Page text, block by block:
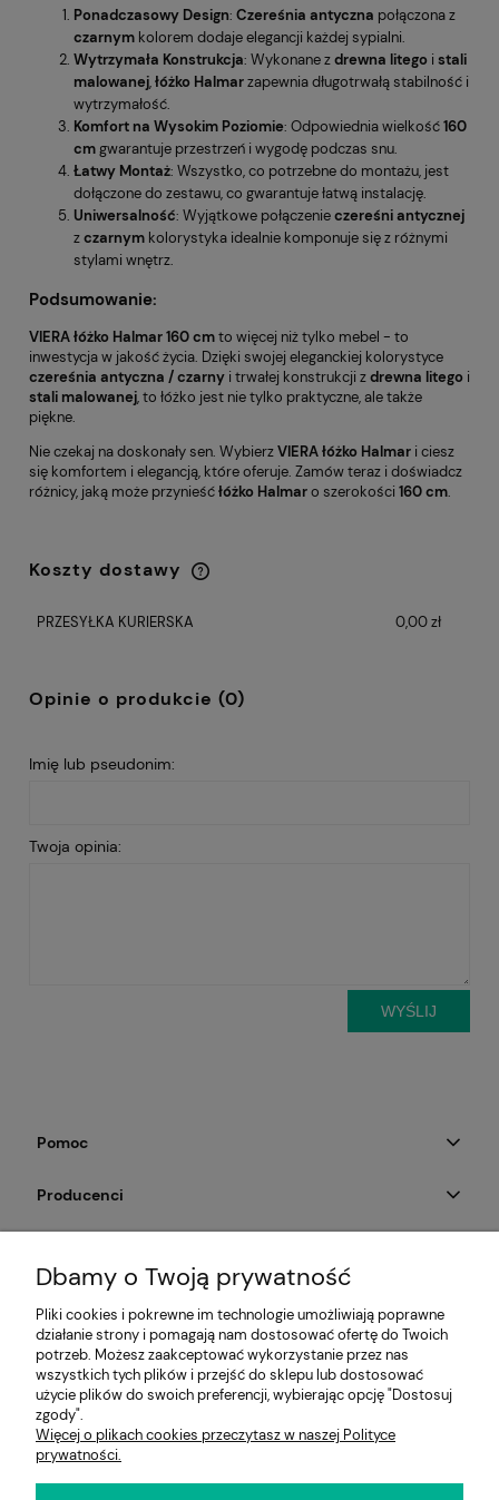
Ponadczasowy Design: Czereśnia antyczna połączona z
czarnym kolorem dodaje elegancji każdej sypialni.
Wytrzymała Konstrukcja: Wykonane zdrewna litego i stali
malowanej,łóżko Halmarzapewnia długotrwałą stabilność i
wytrzymałość.
Komfort na Wysokim Poziomie: Odpowiednia wielkość160
cmgwarantuje przestrzeń i wygodę podczas snu.
Łatwy Montaż: Wszystko, co potrzebne do montażu, jest
dołączone do zestawu, co gwarantuje łatwą instalację.
Uniwersalność: Wyjątkowe połączenieczereśni antycznej
zczarnym kolorystyka idealnie komponuje się z różnymi
stylami wnętrz.
Podsumowanie:
VIERA łóżko Halmar 160 cmto więcej niż tylko mebel - to
inwestycja w jakość życia. Dzięki swojej eleganckiej kolorystyce
czereśnia antyczna / czarny i trwałej konstrukcji zdrewna litego i
stali malowanej, to łóżko jest nie tylko praktyczne, ale także
piękne.
Nie czekaj na doskonały sen. WybierzVIERA łóżko Halmar i ciesz
się komfortem i elegancją, które oferuje. Zamów teraz i doświadcz
różnicy, jaką może przynieśćłóżko Halmaro szerokości 160 cm.
Koszty dostawy
Cena nie zawiera ewentualnych kosztów
PRZESYŁKA KURIERSKA
0,00 zł
Opinie o produkcie (0)
Imię lub pseudonim:
Twoja opinia:
WYŚLIJ
Pomoc
Producenci
Informacje
E-KRZESŁO
Biuro handlowe (bez ekspozycji). Prosimy o wcześniejszy
kontakt przed wizytą
Dbamy o Twoją prywatność
Pliki cookies i pokrewne im technologie umożliwiają poprawne
działanie strony i pomagają nam dostosować ofertę do Twoich
potrzeb. Możesz zaakceptować wykorzystanie przez nas
wszystkich tych plików i przejść do sklepu lub dostosować
użycie plików do swoich preferencji, wybierając opcję "Dostosuj
zgody".
Więcej o plikach cookies przeczytasz w naszej Polityce
prywatności.